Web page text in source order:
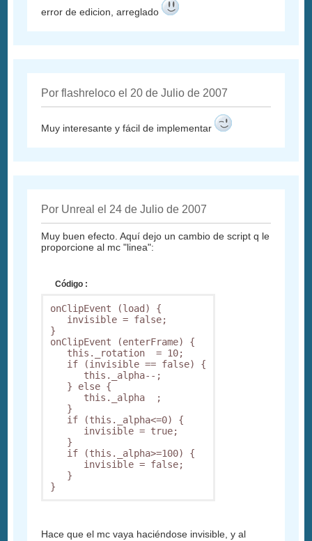
error de edicion, arreglado
Por flashreloco el 20 de Julio de 2007
Muy interesante y fácil de implementar
Por Unreal el 24 de Julio de 2007
Muy buen efecto. Aquí dejo un cambio de script q le
proporcione al mc "linea":
Código :
onClipEvent (load) {
invisible = false;
}
onClipEvent (enterFrame) {
this._rotation  = 10;
if (invisible == false) {
this._alpha--;
} else {
this._alpha  ;
}
if (this._alpha<=0) {
invisible = true;
}
if (this._alpha>=100) {
invisible = false;
}
}
Hace que el mc vaya haciéndose invisible, y al